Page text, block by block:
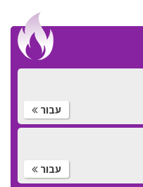
עבור
עבור